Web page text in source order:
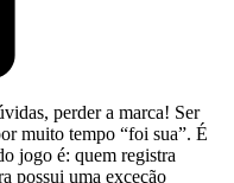
perder a marca! Ser
muito tempo “foi sua”. É
jogo é: quem registra
possui uma exceção